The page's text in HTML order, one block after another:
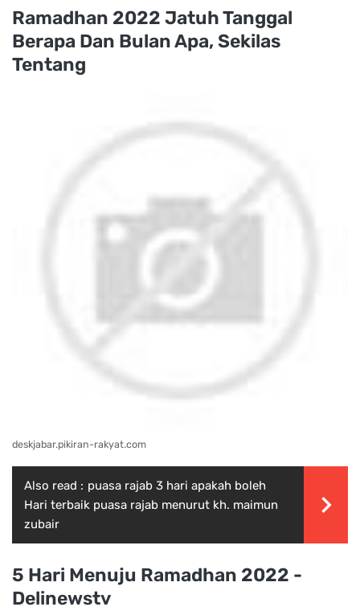
Ramadhan 2022 Jatuh Tanggal
Berapa Dan Bulan Apa, Sekilas
Tentang
deskjabar.pikiran-rakyat.com
Also read : puasa rajab 3 hari apakah boleh
Hari terbaik puasa rajab menurut kh. maimun
zubair
5 Hari Menuju Ramadhan 2022 -
Delinewstv